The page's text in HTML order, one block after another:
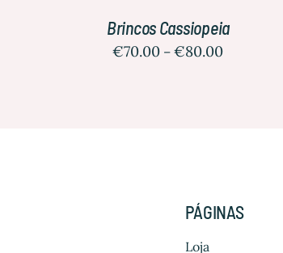
Brincos Cassiopeia
€70.00 –€80.00
PÁGINAS
Loja